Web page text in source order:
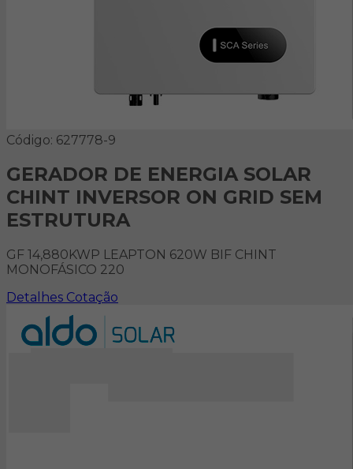
Código: 627778-9
GERADOR DE ENERGIA SOLAR
CHINT INVERSOR ON GRID SEM
ESTRUTURA
GF 14,880KWP LEAPTON 620W BIF CHINT
MONOFÁSICO 220
Detalhes Cotação